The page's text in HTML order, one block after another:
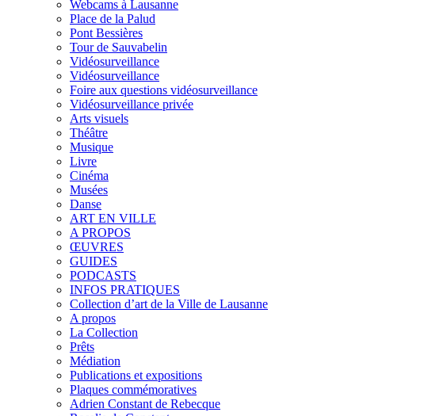
Webcams à Lausanne
Place de la Palud
Pont Bessières
Tour de Sauvabelin
Vidéosurveillance
Vidéosurveillance
Foire aux questions vidéosurveillance
Vidéosurveillance privée
Arts visuels
Théâtre
Musique
Livre
Cinéma
Musées
Danse
ART EN VILLE
A PROPOS
ŒUVRES
GUIDES
PODCASTS
INFOS PRATIQUES
Collection d’art de la Ville de Lausanne
A propos
La Collection
Prêts
Médiation
Publications et expositions
Plaques commémoratives
Adrien Constant de Rebecque